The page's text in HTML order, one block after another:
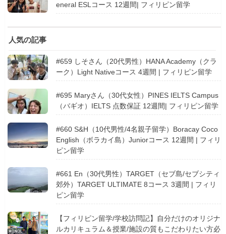
eneral ESLコース 12週間| フィリピン留学
人気の記事
#659 しそさん（20代男性）HANA Academy（クラ
ーク）Light Nativeコース 4週間 | フィリピン留学
#695 Maryさん（30代女性）PINES IELTS Campus
（バギオ）IELTS 点数保証 12週間| フィリピン留学
#660 S&H（10代男性/4名親子留学）Boracay Coco
English（ボラカイ島）Juniorコース 12週間 | フィリ
ピン留学
#661 En（30代男性）TARGET（セブ島/セブシティ
郊外）TARGET ULTIMATE 8コース 3週間 | フィリ
ピン留学
【フィリピン留学/学校訪問記】自分だけのオリジナ
ルカリキュラム＆授業/施設の質もこだわりたい方必